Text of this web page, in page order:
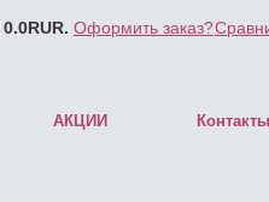
0.0RUR. Оформить заказ?
АКЦИИ Контакты